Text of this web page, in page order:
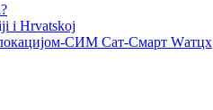
i Hrvatskoj
СИМ Сат-Смарт Wатцх